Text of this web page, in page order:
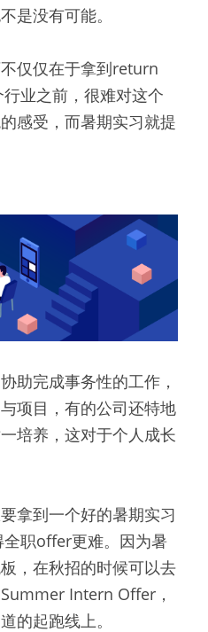
是没有可能。
仅仅在于拿到return
业之前，很难对这个
感受，而暑期实习就提
助完成事务性的工作，
项目，有的公司还特地
培养，这对于个人成长
拿到一个好的暑期实习
职offer更难。因为暑
，在秋招的时候可以去
Intern Offer，
的起跑线上。